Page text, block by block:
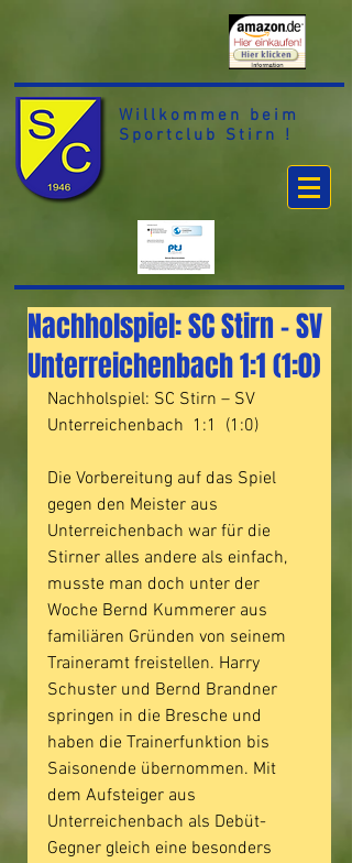
Willkommen beim
Sportclub Stirn !
Nachholspiel: SC Stirn – SV
Unterreichenbach 1:1 (1:0)
Nachholspiel: SC Stirn – SV
Unterreichenbach  1:1  (1:0)
Die Vorbereitung auf das Spiel
gegen den Meister aus
Unterreichenbach war für die
Stirner alles andere als einfach,
musste man doch unter der
Woche Bernd Kummerer aus
familiären Gründen von seinem
Traineramt freistellen. Harry
Schuster und Bernd Brandner
springen in die Bresche und
haben die Trainerfunktion bis
Saisonende übernommen. Mit
dem Aufsteiger aus
Unterreichenbach als Debüt-
Gegner gleich eine besonders